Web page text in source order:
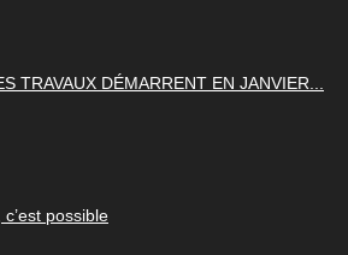
TRAVAUX DÉMARRENT EN JANVIER...
possible